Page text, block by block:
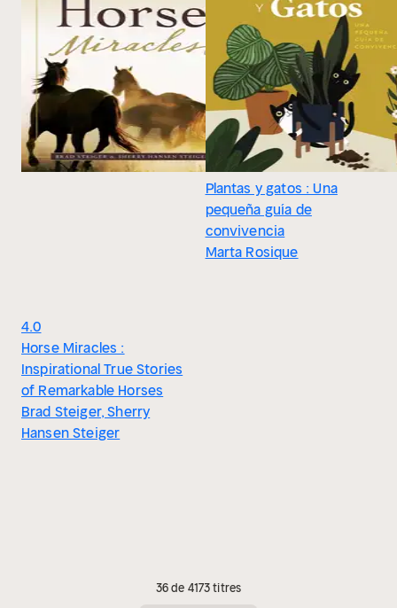
4.0
Horse Miracles :
Inspirational True Stories
of Remarkable Horses
Brad Steiger, Sherry
Hansen Steiger
Plantas y gatos : Una
pequeña guía de
convivencia
Marta Rosique
36 de 4173 titres